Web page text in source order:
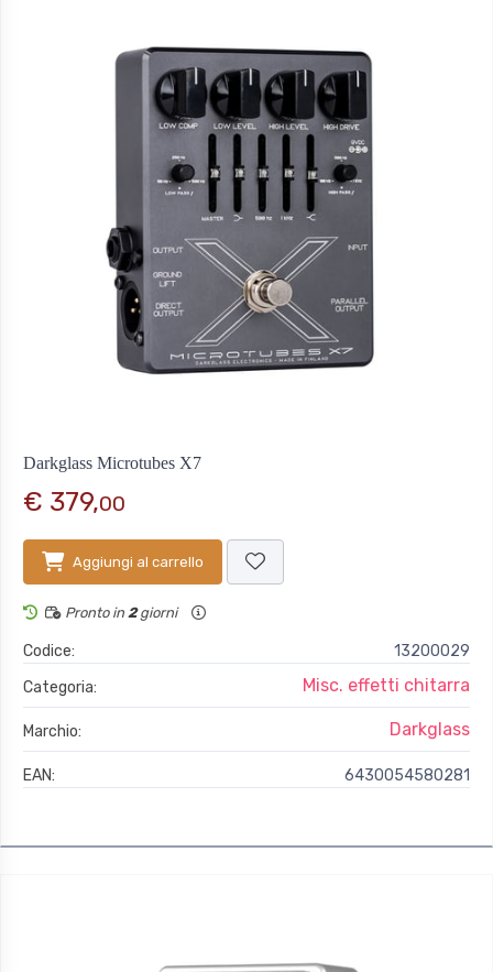
Darkglass Microtubes X7
€ 379,00
Aggiungi al carrello
Pronto in 2giorni
Codice:
13200029
Categoria:
Misc. effetti chitarra
Marchio: Darkglass
EAN: 6430054580281